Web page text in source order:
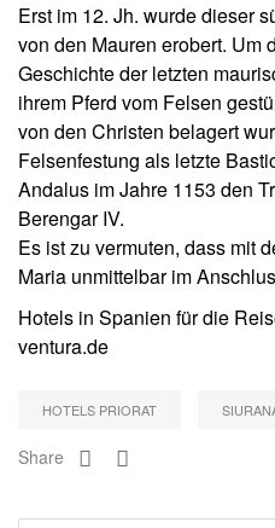
Erst im 12. Jh. wurde dieser
von den Mauren erobert. Um
Geschichte der letzten
ihrem Pferd vom Felsen
von den Christen belagert
Felsenfestung als letzte
Andalus im Jahre 1153 den
Berengar IV.
Es ist zu vermuten, dass mit
Maria unmittelbar im
Hotels in Spanien für die
ventura.de
HOTELS PRIORAT
Share